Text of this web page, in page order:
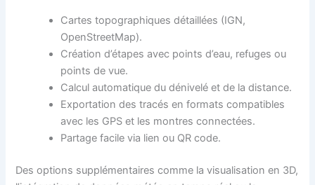
Cartes topographiques détaillées (IGN,
OpenStreetMap).
Création d’étapes avec points d’eau, refuges ou
points de vue.
Calcul automatique du dénivelé et de la distance.
Exportation des tracés en formats compatibles
avec les GPS et les montres connectées.
Partage facile via lien ou QR code.
Des options supplémentaires comme la visualisation en 3D,